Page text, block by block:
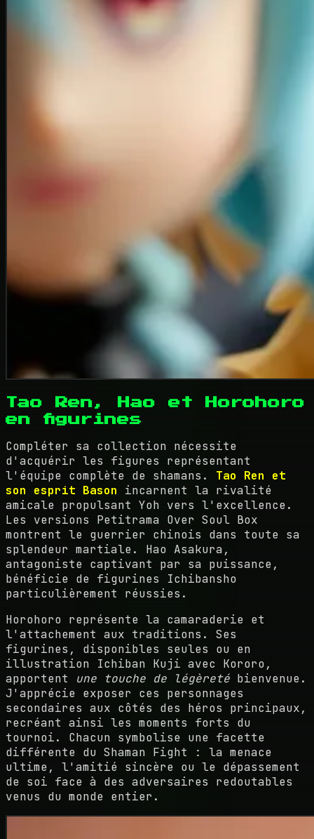
Tao Ren, Hao et Horohoro
en figurines
Compléter sa collection nécessite
d'acquérir les figures représentant
l'équipe complète de shamans. Tao Ren et
son esprit Bason incarnent la rivalité
amicale propulsant Yoh vers l'excellence.
Les versions Petitrama Over Soul Box
montrent le guerrier chinois dans toute sa
splendeur martiale. Hao Asakura,
antagoniste captivant par sa puissance,
bénéficie de figurines Ichibansho
particulièrement réussies.
Horohoro représente la camaraderie et
l'attachement aux traditions. Ses
figurines, disponibles seules ou en
illustration Ichiban Kuji avec Kororo,
apportent une touche de légèreté bienvenue.
J'apprécie exposer ces personnages
secondaires aux côtés des héros principaux,
recréant ainsi les moments forts du
tournoi. Chacun symbolise une facette
différente du Shaman Fight : la menace
ultime, l'amitié sincère ou le dépassement
de soi face à des adversaires redoutables
venus du monde entier.